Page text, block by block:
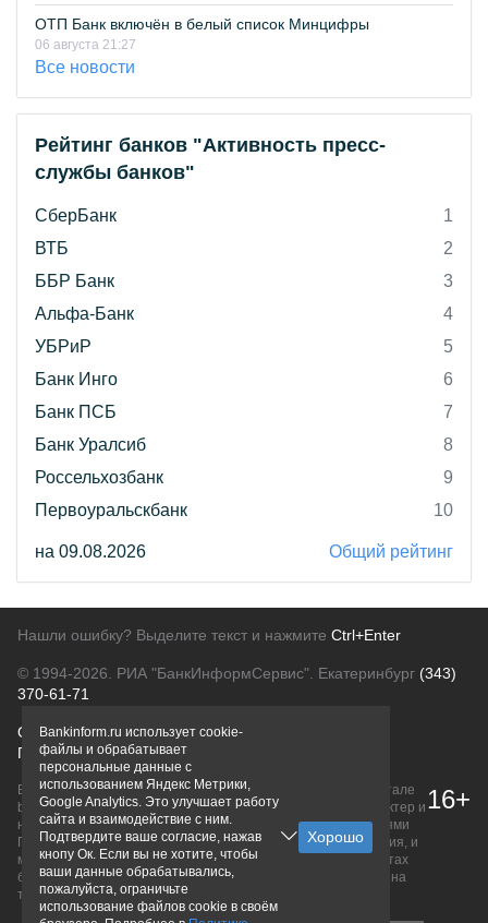
ОТП Банк включён в белый список Минцифры
06 августа 21:27
Все новости
Рейтинг банков "Активность пресс-
службы банков"
СберБанк
1
ВТБ
2
ББР Банк
3
Альфа-Банк
4
УБРиР
5
Банк Инго
6
Банк ПСБ
7
Банк Уралсиб
8
Россельхозбанк
9
Первоуральскбанк
10
на 09.08.2026 Общий рейтинг
Нашли ошибку? Выделите текст и нажмите Ctrl+Enter
© 1994-2026. РИА "БанкИнформСервис". Екатеринбург (343)
370-61-71
О проектеПолитика конфиденциальности
Правовая информацияДля рекламодателей
Вся информация о продуктах банков, размещенная на портале
bankinform.ru, носит исключительно ознакомительный характер и
не является публичной офертой, определяемой положениями
ГК РФ. Информация не содержит точного и полного описания, и
может быть изменена. Конечные условия уточняйте на сайтах
банков или при личном обращении. Исключительное право на
товарные знаки принадлежит их правообладателям.
16+
Bankinform.ru использует cookie-
файлы и обрабатывает
персональные данные с
использованием Яндекс Метрики,
Google Analytics. Это улучшает работу
сайта и взаимодействие с ним.
Подтвердите ваше согласие, нажав
кнопу Ок. Если вы не хотите, чтобы
ваши данные обрабатывались,
пожалуйста, ограничьте
использование файлов cookie в своём